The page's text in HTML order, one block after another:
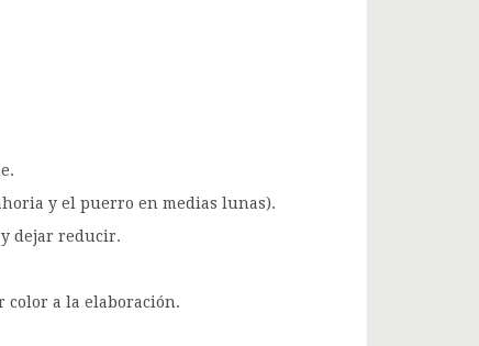
y el puerro en medias lunas).
dejar reducir.
color a la elaboración.